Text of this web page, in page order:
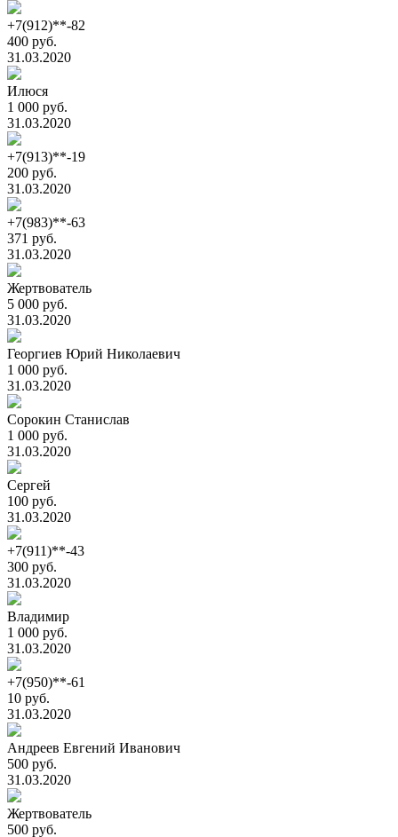
+7(912)**-82
400 руб.
31.03.2020
Илюся
1 000 руб.
31.03.2020
+7(913)**-19
200 руб.
31.03.2020
+7(983)**-63
371 руб.
31.03.2020
Жертвователь
5 000 руб.
31.03.2020
Георгиев Юрий Николаевич
1 000 руб.
31.03.2020
Сорокин Станислав
1 000 руб.
31.03.2020
Сергей
100 руб.
31.03.2020
+7(911)**-43
300 руб.
31.03.2020
Владимир
1 000 руб.
31.03.2020
+7(950)**-61
10 руб.
31.03.2020
Андреев Евгений Иванович
500 руб.
31.03.2020
Жертвователь
500 руб.